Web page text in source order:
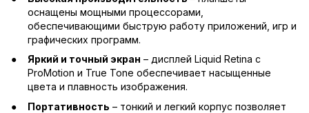
оснащены мощными процессорами,
обеспечивающими быструю работу приложений, игр и
графических программ.
Яркий и точный экран – дисплей Liquid Retina с
ProMotion и True Tone обеспечивает насыщенные
цвета и плавность изображения.
Портативность – тонкий и легкий корпус позволяет